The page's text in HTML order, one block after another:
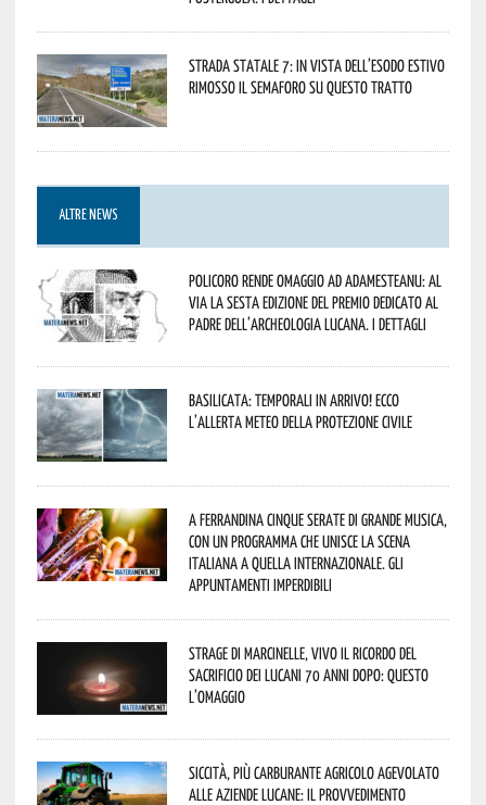
Strada statale 7: in vista dell’esodo estivo
rimosso il semaforo su questo tratto
ALTRE NEWS
Policoro rende omaggio ad Adamesteanu: al
via la sesta edizione del Premio dedicato al
padre dell’archeologia lucana. I dettagli
Basilicata: temporali in arrivo! Ecco
l’allerta meteo della Protezione civile
A Ferrandina cinque serate di grande musica,
con un programma che unisce la scena
italiana a quella internazionale. Gli
appuntamenti imperdibili
Strage di Marcinelle, vivo il ricordo del
sacrificio dei lucani 70 anni dopo: questo
l’omaggio
Siccità, più carburante agricolo agevolato
alle aziende lucane: il provvedimento